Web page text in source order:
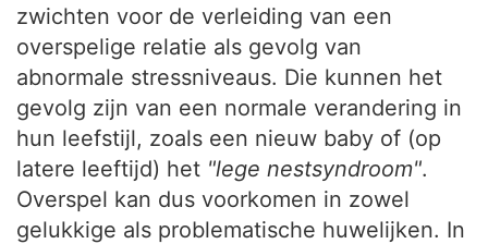
zwichten voor de verleiding van een
overspelige relatie als gevolg van
abnormale stressniveaus. Die kunnen het
gevolg zijn van een normale verandering in
hun leefstijl, zoals een nieuw baby of (op
latere leeftijd) het "lege nestsyndroom".
Overspel kan dus voorkomen in zowel
gelukkige als problematische huwelijken. In